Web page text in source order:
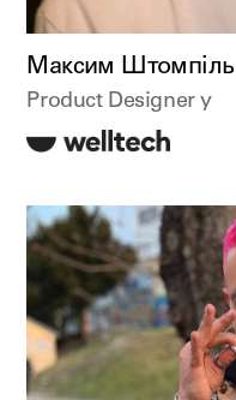
Максим Штомпіль
Product Designer у